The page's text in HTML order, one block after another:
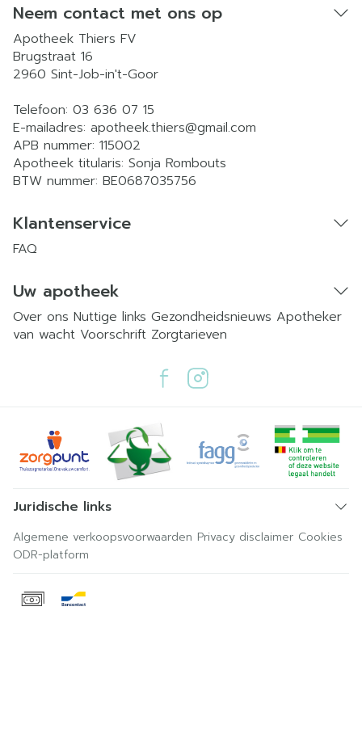
Neem contact met ons op
Apotheek Thiers FV
Brugstraat 16
2960 Sint-Job-in't-Goor
Telefoon: 03 636 07 15
E-mailadres: apotheek.thiers@gmail.com
APB nummer: 115002
Apotheek titularis: Sonja Rombouts
BTW nummer: BE0687035756
Klantenservice
FAQ
Uw apotheek
Over ons Nuttige links Gezondheidsnieuws Apotheker
van wacht Voorschrift Zorgtarieven
Juridische links
Algemene verkoopsvoorwaarden Privacy disclaimer Cookies
ODR-platform